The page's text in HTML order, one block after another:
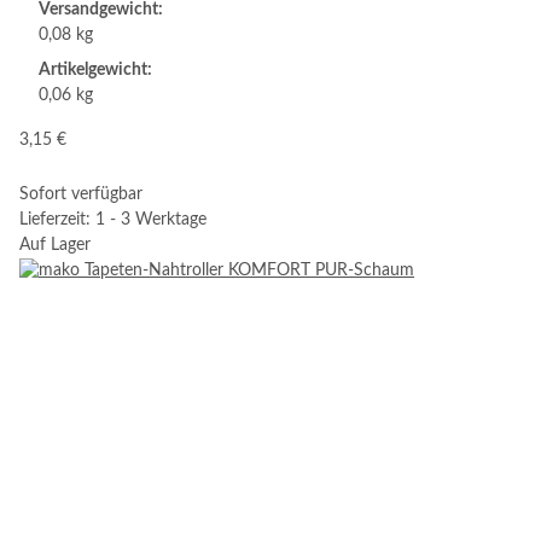
Versandgewicht:
0,08 kg
Artikelgewicht:
0,06 kg
3,15 €
Sofort verfügbar
Lieferzeit: 1 - 3 Werktage
Auf Lager